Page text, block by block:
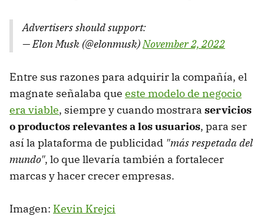
Advertisers should support:
— Elon Musk (@elonmusk)November 2, 2022
Entre sus razones para adquirir la compañía, el
magnate señalaba que este modelo de negocio
era viable, siempre y cuando mostrara servicios
o productos relevantes a los usuarios, para ser
así la plataforma de publicidad "más respetada del
mundo", lo que llevaría también a fortalecer
marcas y hacer crecer empresas.
Imagen: Kevin Krejci